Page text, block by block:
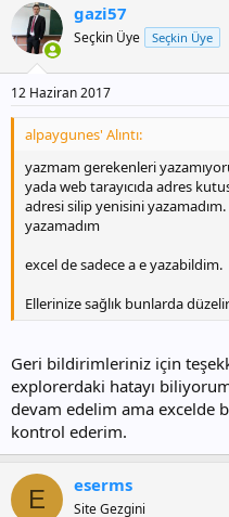
gazi57
Seçkin Üye Seçkin Üye
12 Haziran 2017
alpaygunes' Alıntı:
yazmam gerekenleri
yada web tarayıcıda adres
adresi silip yenisini
yazamadım
excel de sadece a e yazabildim.
Ellerinize sağlık bunlarda
Geri bildirimleriniz için
explorerdaki hatayı
devam edelim ama excelde
kontrol ederim.
E eserms
Site Gezgini